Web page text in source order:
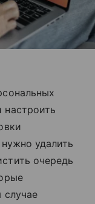
удалить
очередь
случае